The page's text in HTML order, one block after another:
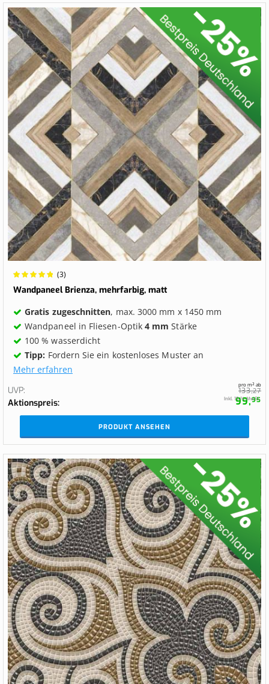
Wertung:
100%
(3)
Wandpaneel Brienza, mehrfarbig, matt
Gratis zugeschnitten, max. 3000 mm x 1450 mm
Wandpaneel in Fliesen-Optik4 mm Stärke
100 % wasserdicht
Tipp: Fordern Sie ein kostenloses Muster an
Mehr erfahren
UVP
133,27
Aktionspreis
pro m² ab
99,95
Inkl. 19 % MwSt.
PRODUKT ANSEHEN